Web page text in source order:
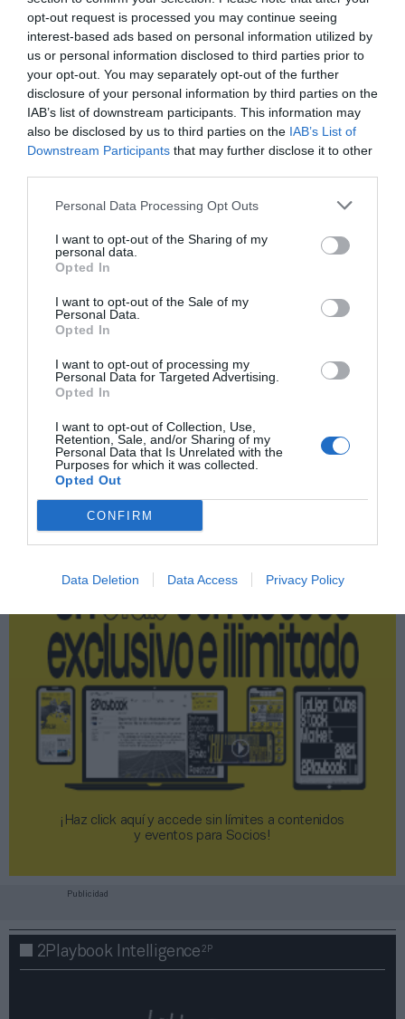
opt-out request is processed you may continue seeing
interest-based ads based on personal information utilized by
us or personal information disclosed to third parties prior to
your opt-out. You may separately opt-out of the further
disclosure of your personal information by third parties on the
IAB’s list of downstream participants. This information may
also be disclosed by us to third parties on the IAB’s List of
Downstream Participants that may further disclose it to other
Personal Data Processing Opt Outs
I want to opt-out of the Sharing of my
personal data.
Opted In
I want to opt-out of the Sale of my
Personal Data.
Opted In
I want to opt-out of processing my
Personal Data for Targeted Advertising.
Opted In
I want to opt-out of Collection, Use,
Retention, Sale, and/or Sharing of my
Personal Data that Is Unrelated with the
Purposes for which it was collected.
Opted Out
CONFIRM
Data Deletion Data Access Privacy Policy
Índex
YouTube
aproximado de cada acuerdo. Si quieres más
información, contacta con nosotros
intelligence@2playbook.com
Añadir2Playbookcomo fuente preferida de Google
de forma gratuita
Mantente informado con las últimas noticias de actualidad.
Compartir
Imprimir
Publicidad
2Playbook Club2P
¡Haz click aquí y accede sin límites a contenidos
y eventos para Socios!​​​​​​​
Publicidad
2Playbook Intelligence2P